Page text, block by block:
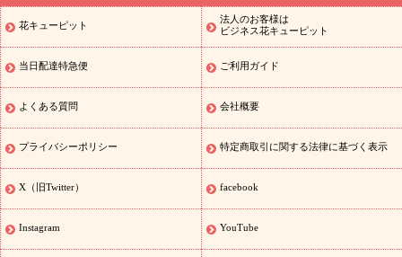
のイベント
ひまわり ギフト・プレゼント特集
お盆 花（新盆・初
盆）
季節のイベント お盆 花（新盆・初盆）
お盆 花（新盆・
初盆）
お盆・お供え 花とセットギフト
お盆・お供え プリザーブ
ドフラワー
ひまわり ギフト・プレゼント特集
元・暑中見舞い 花のギフト特集
敬老の日におくる花ギフト・プレ
ゼント特集
敬老の日におくる花ギフト・プレゼント特集
花のおすすめランキング
敬老の日 花鉢植えのギフト・プレゼント
特集
敬老の日 花とセットギフト・プレゼント特集
敬老の日の花
ズ』コラボキャンペーン
「きょう誕生日なんです」キャンペーン
誕生日の花を探す 誕生日フラワーギフト
誕生日フラワーギフ
ト
誕生日フラワーギフト商品一覧 バラ
9月の誕生花(リンドウ)
花キューピット
法人のお客様は
ビジネス花キューピット
当日配達特急便 ご利用ガイド
よくある質問 会社概要
プライバシーポリシー 特定商取引に関する法律に基づく表示
X（旧Twitter） facebook
Instagram YouTube